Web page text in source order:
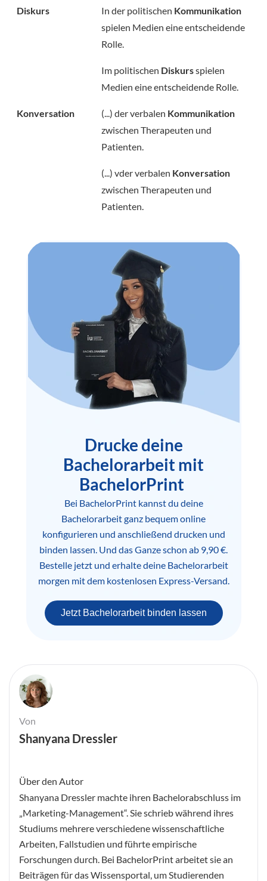
Diskurs In der politischen Kommunikation
spielen Medien eine entscheidende
Rolle.
Im politischen Diskursspielen
Medien eine entscheidende Rolle.
Konversation (...) der verbalen Kommunikation
zwischen Therapeuten und
Patienten.
(...) vder verbalen Konversation
zwischen Therapeuten und
Patienten.
Drucke deine
Bachelorarbeit mit
BachelorPrint
Bei BachelorPrint kannst du deine
Bachelorarbeit ganz bequem online
konfigurieren und anschließend drucken und
binden lassen. Und das Ganze schon ab 9,90 €.
Bestelle jetzt und erhalte deine Bachelorarbeit
morgen mit dem kostenlosen Express-Versand.
Jetzt Bachelorarbeit binden lassen
Von
Shanyana Dressler
Über den Autor
Shanyana Dressler machte ihren Bachelorabschluss im
„Marketing-Management“. Sie schrieb während ihres
Studiums mehrere verschiedene wissenschaftliche
Arbeiten, Fallstudien und führte empirische
Forschungen durch. Bei BachelorPrint arbeitet sie an
Beiträgen für das Wissensportal, um Studierenden